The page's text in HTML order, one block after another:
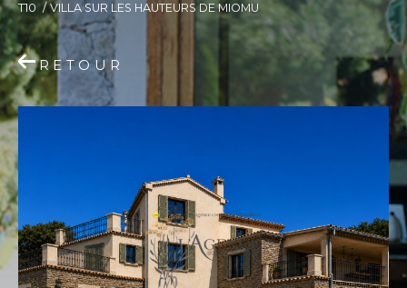
T10
VILLA SUR LES HAUTEURS DE MIOMU
RETOUR